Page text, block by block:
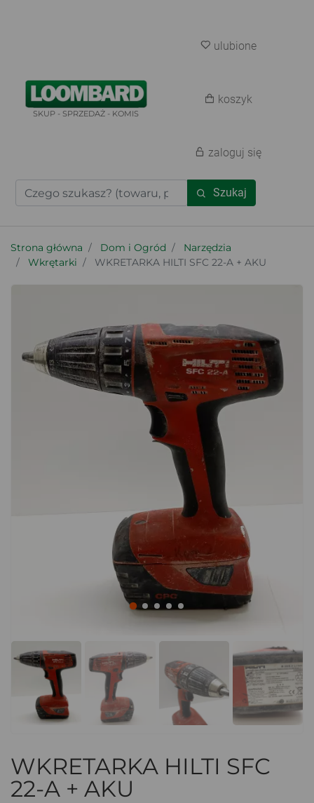
SKUP - SPRZEDAŻ - KOMIS
Szukaj
ulubione
koszyk
zaloguj się
Strona główna Dom i Ogród
Narzędzia
Wkrętarki
WKRETARKA HILTI SFC 22-A + AKU
WKRETARKA HILTI SFC
22-A + AKU